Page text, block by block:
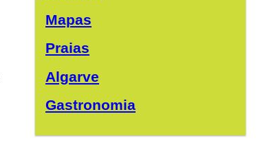
Mapas
Praias
Algarve
Gastronomia